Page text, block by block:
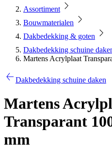
Assortiment
Bouwmaterialen
Dakbedekking & goten
Dakbedekking schuine
Martens Acrylplaat
Dakbedekking schuine daken
Martens
Transparant
mm